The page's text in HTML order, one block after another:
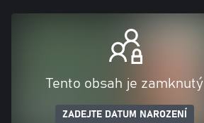
Tento obsah je zamknutý
ZADEJTE DATUM NAROZENÍ